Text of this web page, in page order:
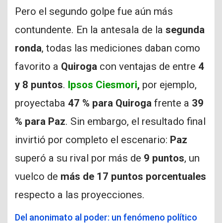
Pero el segundo golpe fue aún más
contundente. En la antesala de la segunda
ronda, todas las mediciones daban como
favorito a Quiroga con ventajas de entre 4
y 8 puntos. Ipsos Ciesmori, por ejemplo,
proyectaba 47 % para Quiroga frente a 39
% para Paz. Sin embargo, el resultado final
invirtió por completo el escenario: Paz
superó a su rival por más de 9 puntos, un
vuelco de más de 17 puntos porcentuales
respecto a las proyecciones.
Del anonimato al poder: un fenómeno político